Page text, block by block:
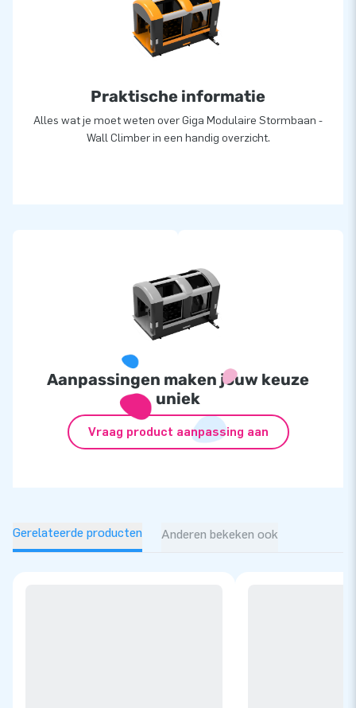
15.000 mensen wereldwijd een gat in de lucht laten springen.
Daar zijn we trots op! Ons team van designers,
ontwikkelaars en logistiek medewerkers zijn echte ‘creators
wijze. Dankzij hen zijn onze klanten verzekerd van een zeer
professionele service en levering, over al ter wereld!
Praktische informatie
Alles wat je moet weten over Giga Modulaire Stormbaan -
Wall Climber in een handig overzicht.
Aanpassingen maken jouw keuze
uniek
Vraag product aanpassing aan
Gerelateerde producten Anderen bekeken ook